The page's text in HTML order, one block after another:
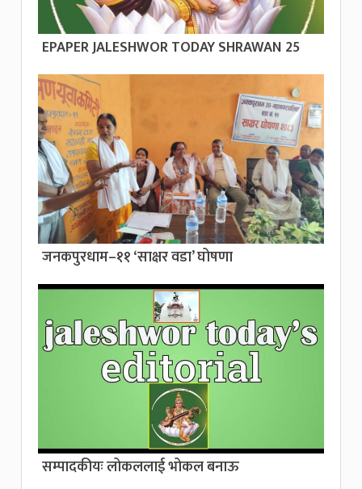
EPAPER JALESHWOR TODAY SHRAWAN 25
जनकपुरधाम–११ ‘साक्षर वडा’ घोषणा
सम्पादकीयः लोकललाई भोकल बनाऊ